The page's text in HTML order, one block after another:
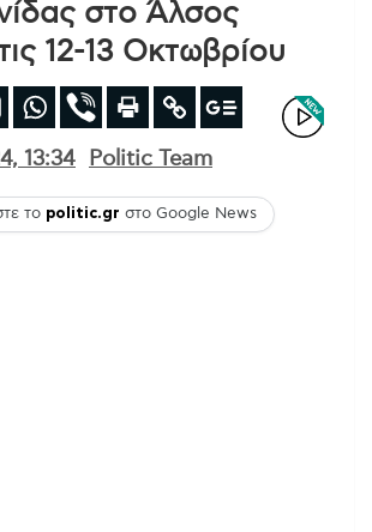
στο Άλσος
12-13 Οκτωβρίου
13:34 Politic Team
το politic.gr στο Google News